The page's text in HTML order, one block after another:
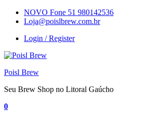
NOVO Fone 51 980142536
Loja@poislbrew.com.br
Login / Register
Poisl Brew
Seu Brew Shop no Litoral Gaúcho
0